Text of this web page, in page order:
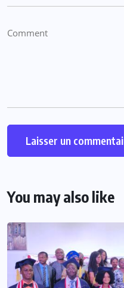
You may also like